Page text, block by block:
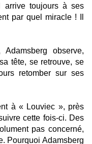
arrive toujours à ses
par quel miracle ! Il
observe,
tête, se retrouve, se
retomber sur ses
à « Louviec », près
cette fois-ci. Des
pas concerné,
Pourquoi Adamsberg